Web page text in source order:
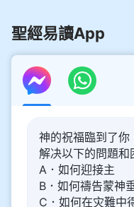
聖經易讀App
你想了解主再來的奥秘
來幫助。請點擊進入閲
通過Messenger與
神的祝福臨到了
解决以下的問題和
A．如何迎接主
B．如何禱告蒙神
C．如何在灾難中